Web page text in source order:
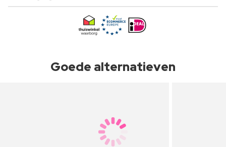
Goede alternatieven